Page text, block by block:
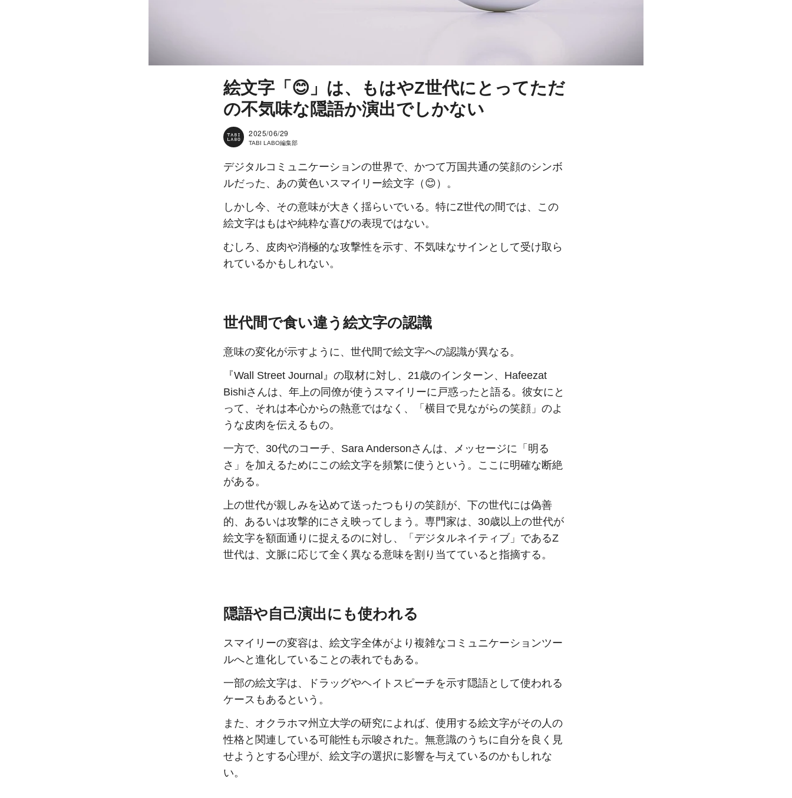
絵文字「😊」は、もはやZ世代にとってただ
の不気味な隠語か演出でしかない
2025/06/29
TABI LABO編集部
デジタルコミュニケーションの世界で、かつて万国共通の笑顔のシンボ
ルだった、あの黄色いスマイリー絵文字（😊）。
しかし今、その意味が大きく揺らいでいる。特にZ世代の間では、この
絵文字はもはや純粋な喜びの表現ではない。
むしろ、皮肉や消極的な攻撃性を示す、不気味なサインとして受け取ら
れているかもしれない。
世代間で食い違う絵文字の認識
意味の変化が示すように、世代間で絵文字への認識が異なる。
『Wall Street Journal』の取材に対し、21歳のインターン、Hafeezat
Bishiさんは、年上の同僚が使うスマイリーに戸惑ったと語る。彼女にと
って、それは本心からの熱意ではなく、「横目で見ながらの笑顔」のよ
うな皮肉を伝えるもの。
一方で、30代のコーチ、Sara Andersonさんは、メッセージに「明る
さ」を加えるためにこの絵文字を頻繁に使うという。ここに明確な断絶
がある。
上の世代が親しみを込めて送ったつもりの笑顔が、下の世代には偽善
的、あるいは攻撃的にさえ映ってしまう。専門家は、30歳以上の世代が
絵文字を額面通りに捉えるのに対し、「デジタルネイティブ」であるZ
世代は、文脈に応じて全く異なる意味を割り当てていると指摘する。
隠語や自己演出にも使われる
スマイリーの変容は、絵文字全体がより複雑なコミュニケーションツー
ルへと進化していることの表れでもある。
一部の絵文字は、ドラッグやヘイトスピーチを示す隠語として使われる
ケースもあるという。
また、オクラホマ州立大学の研究によれば、使用する絵文字がその人の
性格と関連している可能性も示唆された。無意識のうちに自分を良く見
せようとする心理が、絵文字の選択に影響を与えているのかもしれな
い。